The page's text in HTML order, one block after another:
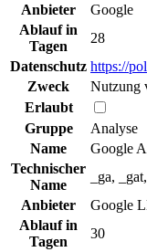
Anbieter
Google
Ablauf in
Tagen
28
Datenschutz https://
Zweck
Nutzung
Erlaubt
Gruppe
Analyse
Name
Google
Technischer
Name
_ga,
Anbieter
Google
Ablauf in
Tagen
30